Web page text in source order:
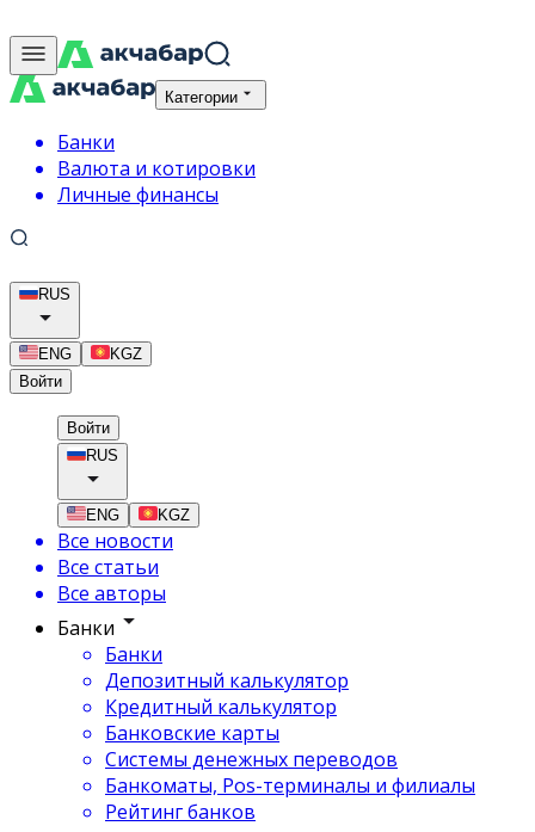
Категории
Банки
Валюта и котировки
Личные финансы
RUS
ENG
KGZ
Войти
Войти
RUS
ENG KGZ
Все новости
Все статьи
Все авторы
Банки
Банки
Депозитный калькулятор
Кредитный калькулятор
Банковские карты
Системы денежных переводов
Банкоматы, Pos-терминалы и филиалы
Рейтинг банков